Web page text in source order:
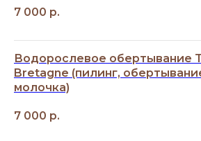
7 000 р.
Водорослевое обертывание
Bretagne (пилинг,
молочка)
7 000 р.